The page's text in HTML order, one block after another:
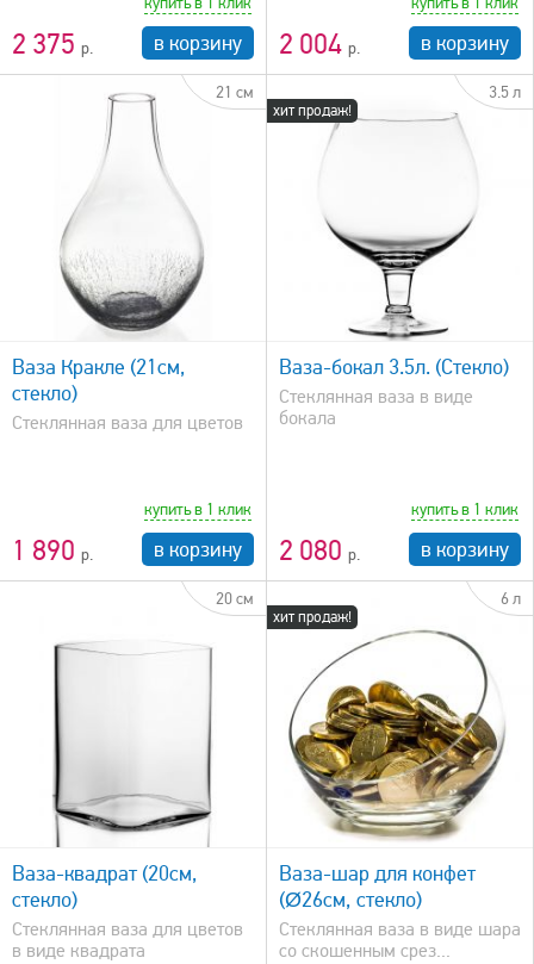
2 375 в корзину 2 004 в корзину
21 см
Ваза Кракле (21см,
стекло)
Стеклянная ваза для цветов
1 890
купить в 1 клик
в корзину
хит продаж!
3.5 л
быстрый просмотр
Ваза-бокал 3.5л. (Стекло)
Стеклянная ваза в виде
бокала
2 080
купить в 1 клик
в корзину
20 см
Ваза-квадрат (20см,
стекло)
Стеклянная ваза для цветов
в виде квадрата
хит продаж!
6 л
быстрый просмотр
Ваза-шар для конфет
(Ø26см, стекло)
Стеклянная ваза в виде шара
со скошенным срез...